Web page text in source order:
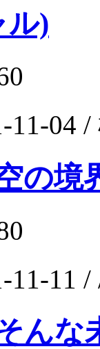
ル)
11-04
の境
11-11
んな